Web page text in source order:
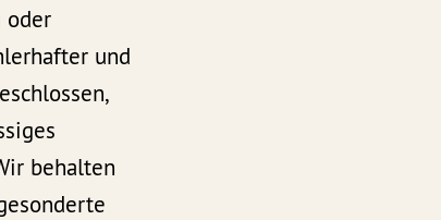
oder
und
behalten